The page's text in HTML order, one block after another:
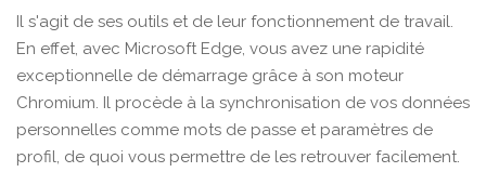
Il s'agit de ses outils et de leur fonctionnement de travail.
En effet, avec Microsoft Edge, vous avez une rapidité
exceptionnelle de démarrage grâce à son moteur
Chromium. Il procède à la synchronisation de vos données
personnelles comme mots de passe et paramètres de
profil, de quoi vous permettre de les retrouver facilement.